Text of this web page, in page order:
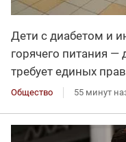
Дети с диабетом и
горячего питания —
требует единых
Общество 55 минут